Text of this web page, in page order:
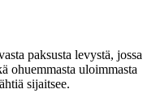
paksusta levystä, jossa
ohuemmasta uloimmasta
sijaitsee.